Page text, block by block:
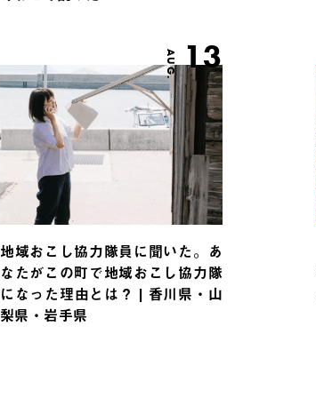
AUG.13
地域おこし協力隊員に聞いた。あ
なたがこの町で地域おこし協力隊
になった理由とは？ | 香川県・山
梨県・岩手県